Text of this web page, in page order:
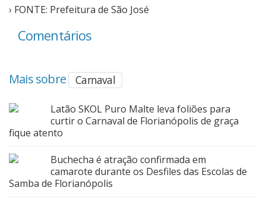
› FONTE: Prefeitura de São José
Comentários
Mais sobre Carnaval
Latão SKOL Puro Malte leva foliões para
curtir o Carnaval de Florianópolis de graça
fique atento
Buchecha é atração confirmada em
camarote durante os Desfiles das Escolas de
Samba de Florianópolis